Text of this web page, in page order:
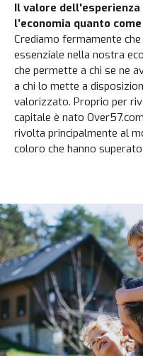
Il valore
l’economia quanto
Crediamo fermamente
essenziale nella nostra
che permette a chi se ne
a chi lo mette a
valorizzato. Proprio per
capitale è nato
rivolta principalmente al
coloro che hanno superato